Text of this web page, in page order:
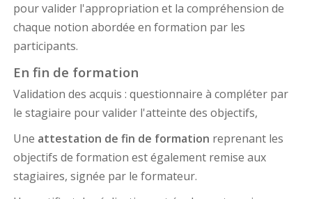
pour valider l'appropriation et la compréhension de
chaque notion abordée en formation par les
participants.
En fin de formation
Validation des acquis : questionnaire à compléter par
le stagiaire pour valider l'atteinte des objectifs,
Une attestation de fin de formation reprenant les
objectifs de formation est également remise aux
stagiaires, signée par le formateur.